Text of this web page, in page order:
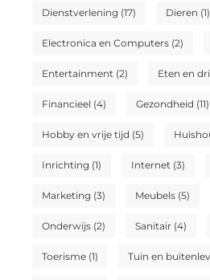
Dienstverlening (17) Dieren (1)
Electronica en Computers(2)
Entertainment(2) Eten en
Financieel (4) Gezondheid (11)
Hobby en vrije tijd (5)
Inrichting (1) Internet(3)
Marketing (3) Meubels(5)
Onderwijs(2) Sanitair(4)
Toerisme(1) Tuin en